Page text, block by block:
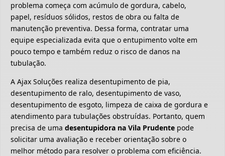
problema começa com acúmulo de gordura, cabelo,
papel, resíduos sólidos, restos de obra ou falta de
manutenção preventiva. Dessa forma, contratar uma
equipe especializada evita que o entupimento volte em
pouco tempo e também reduz o risco de danos na
tubulação.
A Ajax Soluções realiza desentupimento de pia,
desentupimento de ralo, desentupimento de vaso,
desentupimento de esgoto, limpeza de caixa de gordura e
atendimento para tubulações obstruídas. Portanto, quem
precisa de uma desentupidora na Vila Prudente pode
solicitar uma avaliação e receber orientação sobre o
melhor método para resolver o problema com eficiência.